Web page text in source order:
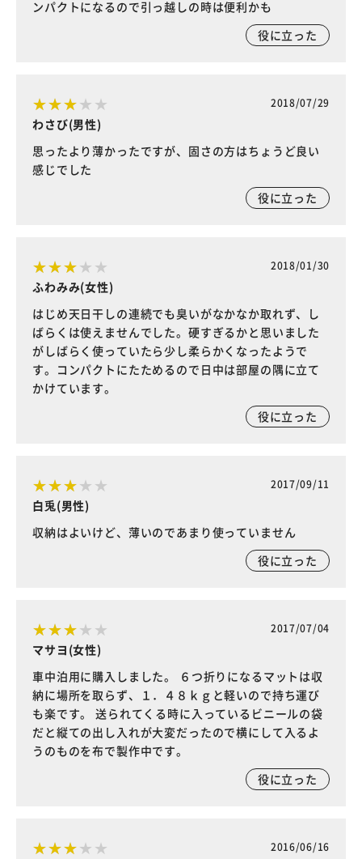
ンパクトになるので引っ越しの時は便利かも
役に立った
2018/07/29
わさび(男性)
思ったより薄かったですが、固さの方はちょうど良い
感じでした
役に立った
2018/01/30
ふわみみ(女性)
はじめ天日干しの連続でも臭いがなかなか取れず、し
ばらくは使えませんでした。硬すぎるかと思いました
がしばらく使っていたら少し柔らかくなったようで
す。コンパクトにたためるので日中は部屋の隅に立て
かけています。
役に立った
2017/09/11
白兎(男性)
収納はよいけど、薄いのであまり使っていません
役に立った
2017/07/04
マサヨ(女性)
車中泊用に購入しました。 ６つ折りになるマットは収
納に場所を取らず、１．４８ｋｇと軽いので持ち運び
も楽です。 送られてくる時に入っているビニールの袋
だと縦ての出し入れが大変だったので横にして入るよ
うのものを布で製作中です。
役に立った
2016/06/16